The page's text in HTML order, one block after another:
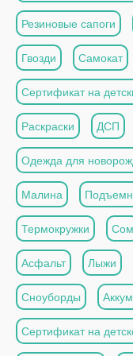
Резиновые сапоги
Гвозди Самокат
Сертификат на
Раскраски ДСП
Одежда для
Малина
Термокружки Сом
Асфальт Лыжи
Сноуборды
Сертификат на